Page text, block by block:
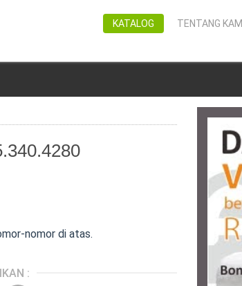
TENTANG KAMI
KATALOG
nomor di atas.
: